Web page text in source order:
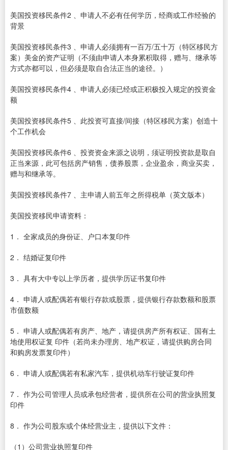
美国投资移民条件2 、申请人不必有任何学历，经商或工作经验的
背景
美国投资移民条件3 、申请人必须拥有一百万/五十万（特区移民方
案）美金的资产证明（不须由申请人本身累积取得，赠与、继承等
方式亦都可以，但必须是取自合法正当的途径。）
美国投资移民条件4 、申请人必须已经或正积极投入规定的投资金
额
美国投资移民条件5 、此投资可直接/间接（特区移民方案）创造十
个工作机会
美国投资移民条件6 、投资资金来源之说明，须证明投资款是取自
正当来源，此可包括房产销售，债券股票，企业盈余，商业买卖，
赠与和继承等。
美国投资移民条件7 、主申请人前五年之所得税单（英文版本）
美国投资移民申请资料：
1． 全家成员的身份证、户口本复印件
2． 结婚证复印件
3． 具有大中专以上学历者，提供学历证书复印件
4． 申请人或配偶若有银行存款或股票，提供银行存款数额和股票
市值数额
5． 申请人或配偶若有房产、地产，请提供房产所有权证、国有土
地使用权证复 印件（若尚未办理房、地产权证，请提供购房合同
和购房发票复印件）
6． 申请人或配偶若有私家汽车，提供机动车行驶证复印件
7． 作为公司管理人员或承包经营者，提供所在公司的营业执照复
印件
8． 作为公司股东或个体经营业主，提供以下文件：
（1）公司营业执照复印件